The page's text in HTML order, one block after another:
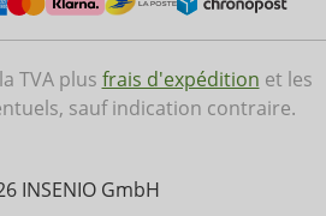
TVA plus frais d'expédition et les
sauf indication contraire.
INSENIO GmbH